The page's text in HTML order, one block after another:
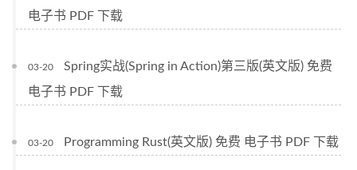
电子书 PDF 下载
03-20
Spring实战(Spring in Action)第三版(英文版) 免费
电子书 PDF 下载
03-20 Programming Rust(英文版) 免费 电子书 PDF 下载